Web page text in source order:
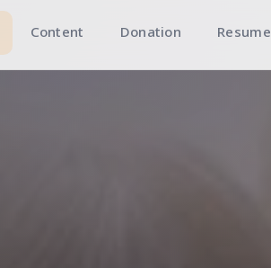
Content Donation Resume